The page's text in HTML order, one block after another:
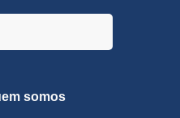
somos